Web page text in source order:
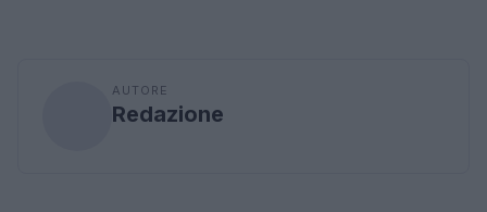
AUTORE
Redazione